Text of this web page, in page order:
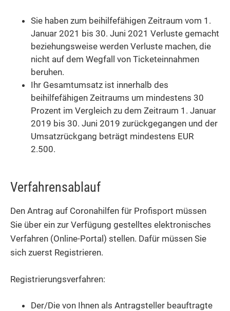
Sie haben zum beihilfefähigen Zeitraum vom 1.
Januar 2021 bis 30. Juni 2021 Verluste gemacht
beziehungsweise werden Verluste machen, die
nicht auf dem Wegfall von Ticketeinnahmen
beruhen.
Ihr Gesamtumsatz ist innerhalb des
beihilfefähigen Zeitraums um mindestens 30
Prozent im Vergleich zu dem Zeitraum 1. Januar
2019 bis 30. Juni 2019 zurückgegangen und der
Umsatzrückgang beträgt mindestens EUR
2.500.
Verfahrensablauf
Den Antrag auf Coronahilfen für Profisport müssen
Sie über ein zur Verfügung gestelltes elektronisches
Verfahren (Online-Portal) stellen. Dafür müssen Sie
sich zuerst Registrieren.
Registrierungsverfahren:
Der/Die von Ihnen als Antragsteller beauftragte